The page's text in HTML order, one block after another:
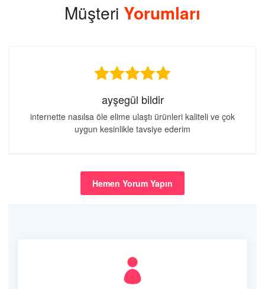
Müşteri Yorumları
ayşegül bildir
internette nasılsa öle elime ulaştı ürünleri kaliteli ve çok
uygun kesinlikle tavsiye ederim
Hemen Yorum Yapın